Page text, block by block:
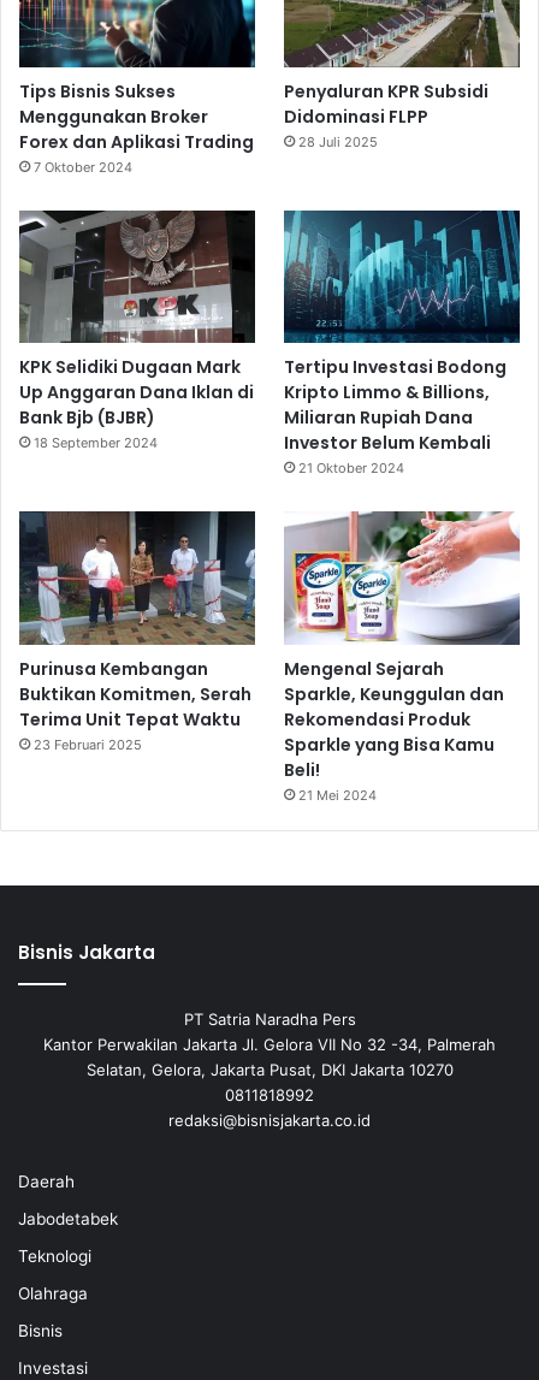
Tips Bisnis Sukses
Menggunakan Broker
Forex dan Aplikasi Trading
7 Oktober 2024
Penyaluran KPR Subsidi
Didominasi FLPP
28 Juli 2025
KPK Selidiki Dugaan Mark
Up Anggaran Dana Iklan di
Bank Bjb (BJBR)
18 September 2024
Tertipu Investasi Bodong
Kripto Limmo & Billions,
Miliaran Rupiah Dana
Investor Belum Kembali
21 Oktober 2024
Purinusa Kembangan
Buktikan Komitmen, Serah
Terima Unit Tepat Waktu
23 Februari 2025
Mengenal Sejarah
Sparkle, Keunggulan dan
Rekomendasi Produk
Sparkle yang Bisa Kamu
Beli!
21 Mei 2024
Bisnis Jakarta
PT Satria Naradha Pers
Kantor Perwakilan Jakarta Jl. Gelora VII No 32 -34, Palmerah
Selatan, Gelora, Jakarta Pusat, DKI Jakarta 10270
0811818992
redaksi@bisnisjakarta.co.id
Daerah
Jabodetabek
Teknologi
Olahraga
Bisnis
Investasi